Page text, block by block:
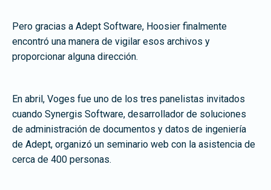
Pero gracias a Adept Software, Hoosier finalmente
encontró una manera de vigilar esos archivos y
proporcionar alguna dirección.
En abril, Voges fue uno de los tres panelistas invitados
cuando Synergis Software, desarrollador de soluciones
de administración de documentos y datos de ingeniería
de Adept, organizó un seminario web con la asistencia de
cerca de 400 personas.